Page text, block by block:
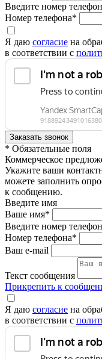
Введите номер
Номер телефона*
Я даю согласие на
в соответствии с
* Обязательные поля
Коммерческое
Укажите ваши
можете заполнить
к сообщению.
Введите имя
Ваше имя*
Введите номер
Номер телефона*
Ваш e-mail
Текст сообщения
Прикрепить к
Я даю согласие на
в соответствии с